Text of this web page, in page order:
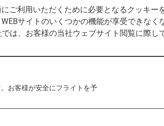
を連れて渡航されるお客様へ
Prevention、以下CDC）より、
ています。
のご負担にて出発地等にお戻しいただ
ご利用いただくために必要となるクッキ
サイトのいくつかの機能が享受できなく
は、お客様の当社ウェブサイト閲覧に際
お客様が安全にフライトを予